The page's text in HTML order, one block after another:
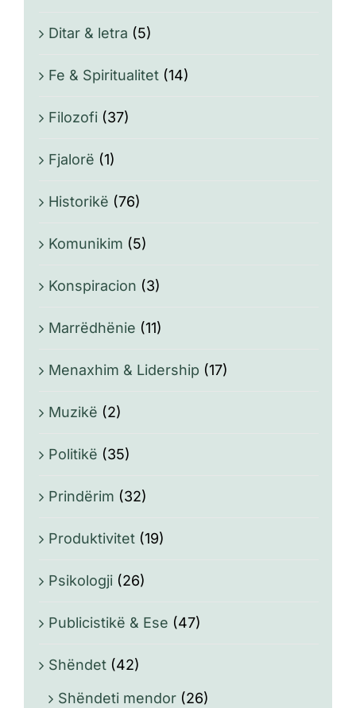
Ditar & letra (5)
Fe & Spiritualitet (14)
Filozofi (37)
Fjalorë (1)
Historikë (76)
Komunikim (5)
Konspiracion (3)
Marrëdhënie (11)
Menaxhim & Lidership (17)
Muzikë (2)
Politikë (35)
Prindërim (32)
Produktivitet (19)
Psikologji (26)
Publicistikë & Ese (47)
Shëndet (42)
Shëndeti mendor (26)